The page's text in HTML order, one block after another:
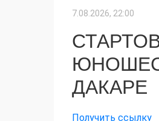
7.08.2026, 22:00
ДАКАРЕ
Получить ссылку